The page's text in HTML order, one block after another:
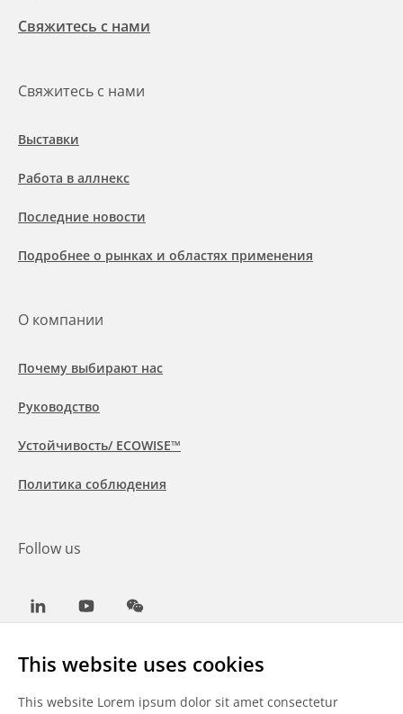
This website uses cookies
This website Lorem ipsum dolor sit amet consectetur
Свяжитесь с нами
Свяжитесь с нами
Выставки
Работа в аллнекс
Последние новости
Подробнее о рынках и областях применения
О компании
Почему выбирают нас
Руководство
Устойчивость/ ECOWISE™
Политика соблюдения
Follow us
LinkedInYoutubeWeChat
Общие условия